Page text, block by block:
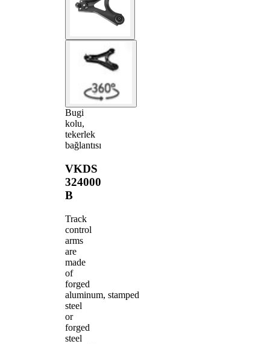
Bugi
kolu,
tekerlek
bağlantısı
VKDS
324000
B
Track
control
arms
are
made
of
forged
aluminum, stamped
steel
or
forged
steel